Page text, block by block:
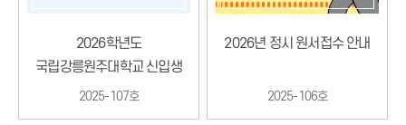
2026학년도
국립강릉원주대학교 신입생
대상 예비학기제 수강신청
2025-107호
2026년 정시 원서접수 안내
2025-106호